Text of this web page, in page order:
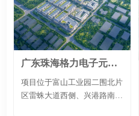
广东珠海格力电子元器件扩产项目
项目位于富山工业园二围北片
区雷蛛大道西侧、兴港路南